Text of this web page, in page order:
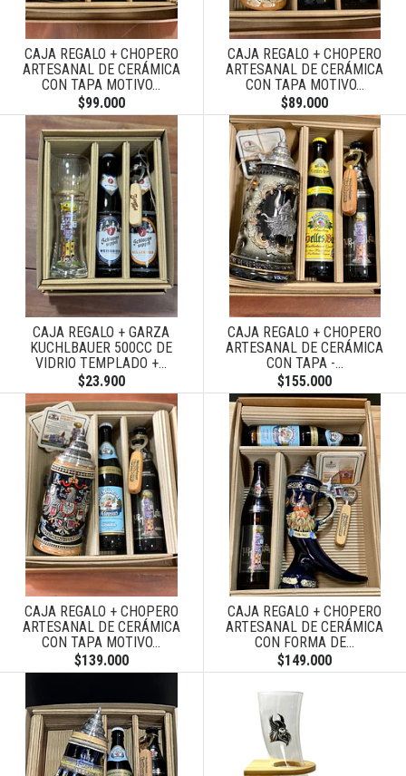
CAJA REGALO + CHOPERO
ARTESANAL DE CERÁMICA
CON TAPA MOTIVO...
$99.000
CAJA REGALO + CHOPERO
ARTESANAL DE CERÁMICA
CON TAPA MOTIVO...
$89.000
CAJA REGALO + GARZA
KUCHLBAUER 500CC DE
VIDRIO TEMPLADO +...
$23.900
CAJA REGALO + CHOPERO
ARTESANAL DE CERÁMICA
CON TAPA -...
$155.000
CAJA REGALO + CHOPERO
ARTESANAL DE CERÁMICA
CON TAPA MOTIVO...
$139.000
CAJA REGALO + CHOPERO
ARTESANAL DE CERÁMICA
CON FORMA DE...
$149.000